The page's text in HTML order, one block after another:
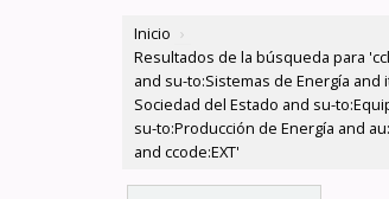
Inicio ›
Resultados de la búsqueda para
and su-to:Sistemas de Energía and
Sociedad del Estado and su-
su-to:Producción de Energía and
and ccode:EXT'